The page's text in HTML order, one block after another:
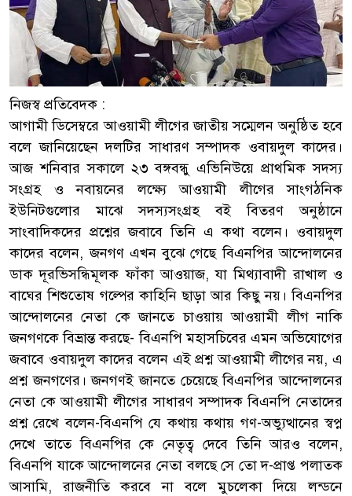
নিজস্ব প্রতিবেদক :
আগামী ডিসেম্বরে আওয়ামী লীগের জাতীয় সম্মেলন অনুষ্ঠিত হবে
বলে জানিয়েছেন দলটির সাধারণ সম্পাদক ওবায়দুল কাদের।
আজ শনিবার সকালে ২৩ বঙ্গবন্ধু এভিনিউয়ে প্রাথমিক সদস্য
সংগ্রহ ও নবায়নের লক্ষ্যে আওয়ামী লীগের সাংগঠনিক
ইউনিটগুলোর মাঝে সদস্যসংগ্রহ বই বিতরণ অনুষ্ঠানে
সাংবাদিকদের প্রশ্নের জবাবে তিনি এ কথা বলেন। ওবায়দুল
কাদের বলেন, জনগণ এখন বুঝে গেছে বিএনপির আন্দোলনের
ডাক দূরভিসন্ধিমূলক ফাঁকা আওয়াজ, যা মিথ্যাবাদী রাখাল ও
বাঘের শিশুতোষ গল্পের কাহিনি ছাড়া আর কিছু নয়। বিএনপির
আন্দোলনের নেতা কে জানতে চাওয়ায় আওয়ামী লীগ নাকি
জনগণকে বিভ্রান্ত করছে- বিএনপি মহাসচিবের এমন অভিযোগের
জবাবে ওবায়দুল কাদের বলেন এই প্রশ্ন আওয়ামী লীগের নয়, এ
প্রশ্ন জনগণের। জনগণই জানতে চেয়েছে বিএনপির আন্দোলনের
নেতা কে আওয়ামী লীগের সাধারণ সম্পাদক বিএনপি নেতাদের
প্রশ্ন রেখে বলেন-বিএনপি যে কথায় কথায় গণ-অভ্যুত্থানের স্বপ্ন
দেখে তাতে বিএনপির কে নেতৃত্ব দেবে তিনি আরও বলেন,
বিএনপি যাকে আন্দোলনের নেতা বলছে সে তো দ-প্রাপ্ত পলাতক
আসামি, রাজনীতি করবে না বলে মুচলেকা দিয়ে লন্ডনে